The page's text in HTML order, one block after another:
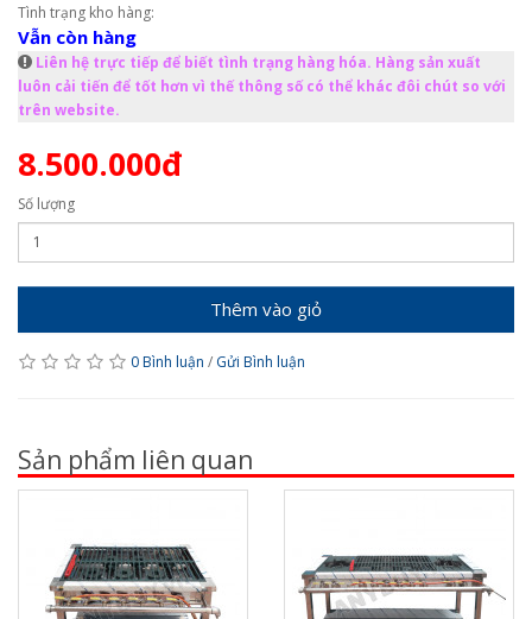
Tình trạng kho hàng:
Vẫn còn hàng
Liên hệ trực tiếp để biết tình trạng hàng hóa. Hàng sản xuất
luôn cải tiến để tốt hơn vì thế thông số có thể khác đôi chút so với
trên website.
8.500.000đ
Số lượng
Thêm vào giỏ
0 Bình luận / Gửi Bình luận
Sản phẩm liên quan